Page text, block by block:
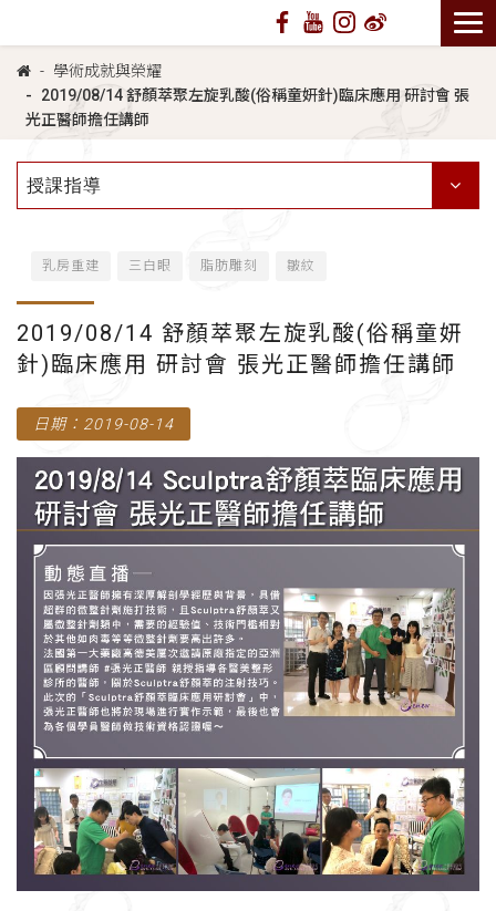
學術成就與榮耀
2019/08/14 舒顏萃聚左旋乳酸(俗稱童妍針)臨床應用 研討會 張
光正醫師擔任講師
授課指導
乳房重建 三白眼 脂肪雕刻 皺紋
2019/08/14 舒顏萃聚左旋乳酸(俗稱童妍
針)臨床應用 研討會 張光正醫師擔任講師
日期：2019-08-14